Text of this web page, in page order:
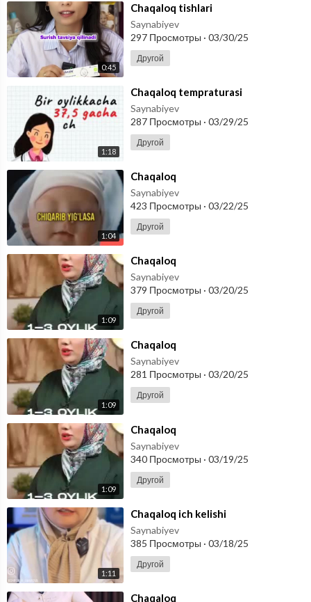
0:45
⁣Chaqaloq tishlari
Saynabiyev
297 Просмотры · 03/30/25
Другой
1:18
⁣Chaqaloq tempraturasi
Saynabiyev
287 Просмотры · 03/29/25
Другой
1:04
⁣Chaqaloq
Saynabiyev
423 Просмотры · 03/22/25
Другой
1:09
⁣Chaqaloq
Saynabiyev
379 Просмотры · 03/20/25
Другой
1:09
⁣Chaqaloq
Saynabiyev
281 Просмотры · 03/20/25
Другой
1:09
⁣Chaqaloq
Saynabiyev
340 Просмотры · 03/19/25
Другой
1:11
⁣Chaqaloq ich kelishi
Saynabiyev
385 Просмотры · 03/18/25
Другой
⁣Chaqaloq